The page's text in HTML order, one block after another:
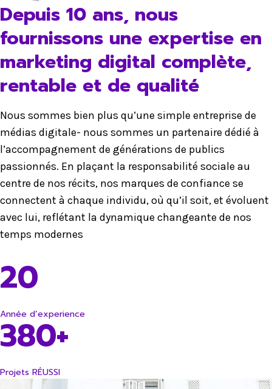
Depuis 10 ans, nous
fournissons une expertise en
marketing digital complète,
rentable et de qualité
Nous sommes bien plus qu’une simple entreprise de
médias digitale- nous sommes un partenaire dédié à
l’accompagnement de générations de publics
passionnés. En plaçant la responsabilité sociale au
centre de nos récits, nos marques de confiance se
connectent à chaque individu, où qu’il soit, et évoluent
avec lui, reflétant la dynamique changeante de nos
temps modernes
20
Année d’experience
380+
Projets RÉUSSI